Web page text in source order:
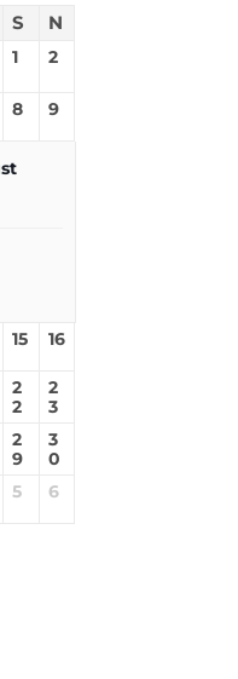
S N
1 2
8 9
15 16
2
2
2
3
2
9
3
0
5 6